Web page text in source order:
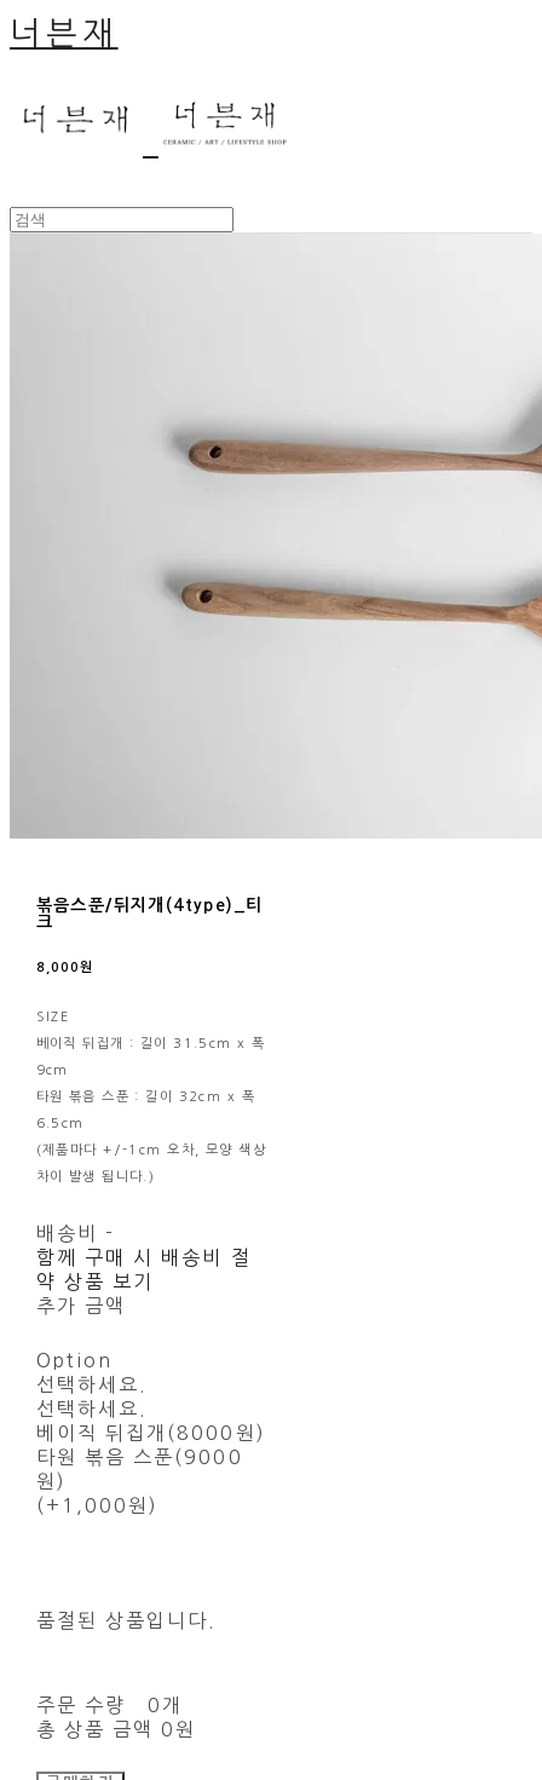
너븐재
볶음스푼/뒤지개(4type)_티
크
8,000원
SIZE
베이직 뒤집개 : 길이 31.5cm x 폭
9cm
타원 볶음 스푼 : 길이 32cm x 폭
6.5cm
(제품마다 +/-1cm 오차, 모양 색상
차이 발생 됩니다.)
배송비 -
함께 구매 시 배송비 절
약 상품 보기
추가 금액
Option
선택하세요.
선택하세요.
베이직 뒤집개(8000원)
타원 볶음 스푼(9000
원)
(+1,000원)
품절된 상품입니다.
주문 수량
0개
총 상품 금액
0원